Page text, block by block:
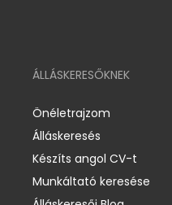
ÁLLÁSKERESŐKNEK
Önéletrajzom
Álláskeresés
Készíts angol CV-t
Munkáltató keresése